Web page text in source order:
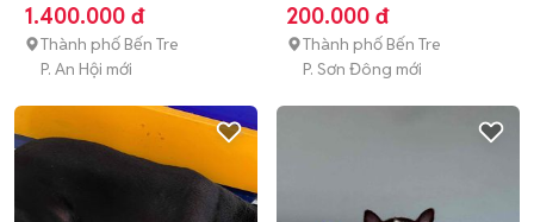
(dưới 3 tháng tuổi)
1.400.000 đ
Thành phố Bến Tre
P. An Hội mới
tháng tuổi)
200.000 đ
Thành phố Bến Tre
P. Sơn Đông mới